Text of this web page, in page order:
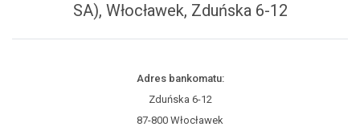
SA), Włocławek, Zduńska 6-12
Adres bankomatu:
Zduńska 6-12
87-800 Włocławek